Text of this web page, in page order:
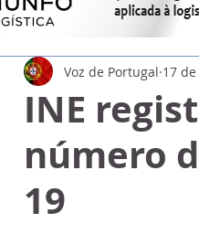
INE
número
19
Voz de Portugal 17